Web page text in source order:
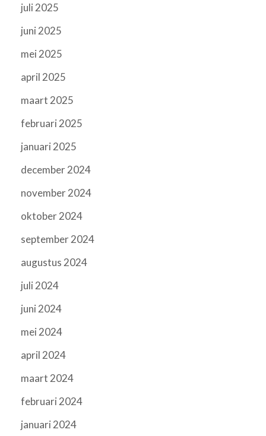
juli 2025
juni 2025
mei 2025
april 2025
maart 2025
februari 2025
januari 2025
december 2024
november 2024
oktober 2024
september 2024
augustus 2024
juli 2024
juni 2024
mei 2024
april 2024
maart 2024
februari 2024
januari 2024